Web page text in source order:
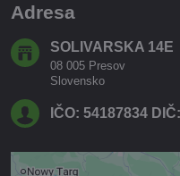
Adresa
SOLIVARSKA 14E
08 005 Presov
Slovensko
IČO: 54187834